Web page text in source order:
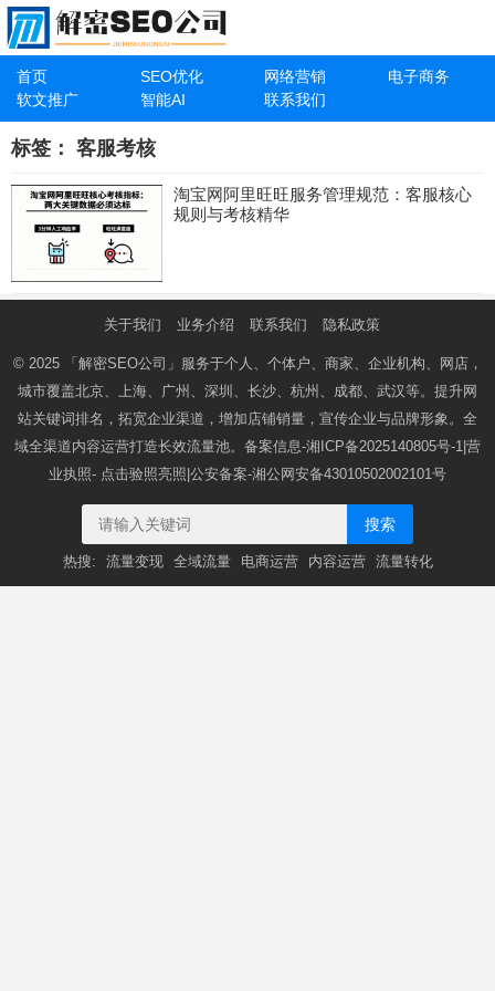
首页 SEO优化 网络营销
电子商务
软文推广
智能AI 联系我们
标签： 客服考核
淘宝网阿里旺旺服务管理规范：客服核心
规则与考核精华
关于我们 业务介绍 联系我们 隐私政策
© 2025 「解密SEO公司」 服务于个人、个体户、商家、企业机构、网店，
城市覆盖北京、上海、广州、深圳、长沙、杭州、成都、武汉等。提升网
站关键词排名，拓宽企业渠道，增加店铺销量，宣传企业与品牌形象。全
域全渠道内容运营打造长效流量池。备案信息-湘ICP备2025140805号-1 |营
业执照- 点击验照亮照 |公安备案-湘公网安备43010502002101号
搜索
热搜: 流量变现 全域流量 电商运营 内容运营 流量转化